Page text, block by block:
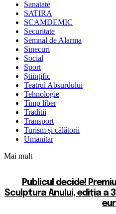
Sanatate
SATIRA
SCAMDEMIC
Securitate
Semnal de Alarma
Sinecuri
Social
Sport
Științific
Teatrul Absurdului
Tehnologie
Timp liber
Traditii
Transport
Turism și călătorii
Umanitar
Mai mult
Publicul decide!
Sculptura Anului, ediția a